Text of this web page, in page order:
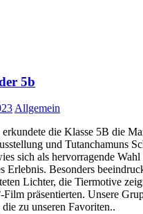
5b
Allgemein
die Klasse 5B die
und Tutanchamuns
sich als hervorragende
Erlebnis. Besonders
Lichter, die Tiermotive
Film präsentierten. Unsere
zu unseren Favoriten..